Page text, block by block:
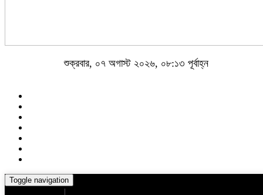
শুক্রবার, ০৭ অগাস্ট ২০২৬, ০৮:১৩ পূর্বাহ্ন
Toggle navigation